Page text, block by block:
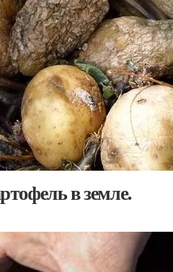
в земле.